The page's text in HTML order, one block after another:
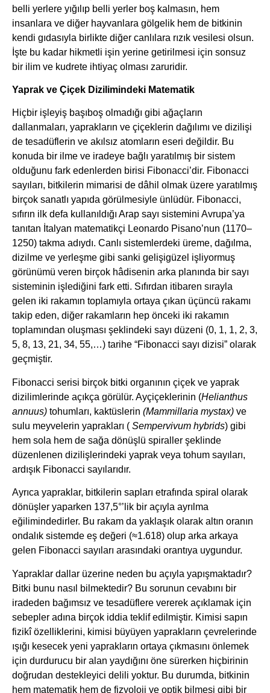
belli yerlere yığılıp belli yerler boş kalmasın, hem
insanlara ve diğer hayvanlara gölgelik hem de bitkinin
kendi gıdasıyla birlikte diğer canlılara rızık vesilesi olsun.
İşte bu kadar hikmetli işin yerine getirilmesi için sonsuz
bir ilim ve kudrete ihtiyaç olması zaruridir.
Yaprak ve Çiçek Dizilimindeki Matematik
Hiçbir işleyiş başıboş olmadığı gibi ağaçların
dallanmaları, yaprakların ve çiçeklerin dağılımı ve dizilişi
de tesadüflerin ve akılsız atomların eseri değildir. Bu
konuda bir ilme ve iradeye bağlı yaratılmış bir sistem
olduğunu fark edenlerden birisi Fibonacci’dir. Fibonacci
sayıları, bitkilerin mimarisi de dâhil olmak üzere yaratılmış
birçok sanatlı yapıda görülmesiyle ünlüdür. Fibonacci,
sıfırın ilk defa kullanıldığı Arap sayı sistemini Avrupa’ya
tanıtan İtalyan matematikçi Leonardo Pisano’nun (1170–
1250) takma adıydı. Canlı sistemlerdeki üreme, dağılma,
dizilme ve yerleşme gibi sanki gelişigüzel işliyormuş
görünümü veren birçok hâdisenin arka planında bir sayı
sisteminin işlediğini fark etti. Sıfırdan itibaren sırayla
gelen iki rakamın toplamıyla ortaya çıkan üçüncü rakamı
takip eden, diğer rakamların hep önceki iki rakamın
toplamından oluşması şeklindeki sayı düzeni (0, 1, 1, 2, 3,
5, 8, 13, 21, 34, 55,…) tarihe “Fibonacci sayı dizisi” olarak
geçmiştir.
Fibonacci serisi birçok bitki organının çiçek ve yaprak
dizilimlerinde açıkça görülür. Ayçiçeklerinin (Helianthus
annuus) tohumları, kaktüslerin (Mammillaria mystax) ve
sulu meyvelerin yaprakları ( Sempervivum hybrids) gibi
hem sola hem de sağa dönüşlü spiraller şeklinde
düzenlenen dizilişlerindeki yaprak veya tohum sayıları,
ardışık Fibonacci sayılarıdır.
Ayrıca yapraklar, bitkilerin sapları etrafında spiral olarak
dönüşler yaparken 137,5°’lik bir açıyla ayrılma
eğilimindedirler. Bu rakam da yaklaşık olarak altın oranın
ondalık sistemde eş değeri (≈1.618) olup arka arkaya
gelen Fibonacci sayıları arasındaki orantıya uygundur.
Yapraklar dallar üzerine neden bu açıyla yapışmaktadır?
Bitki bunu nasıl bilmektedir? Bu sorunun cevabını bir
iradeden bağımsız ve tesadüflere vererek açıklamak için
sebepler adına birçok iddia teklif edilmiştir. Kimisi sapın
fizikî özelliklerini, kimisi büyüyen yaprakların çevrelerinde
ışığı kesecek yeni yaprakların ortaya çıkmasını önlemek
için durdurucu bir alan yaydığını öne sürerken hiçbirinin
doğrudan destekleyici delili yoktur. Bu durumda, bitkinin
hem matematik hem de fizyoloji ve optik bilmesi gibi bir